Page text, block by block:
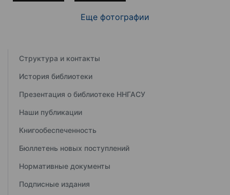
Еще фотографии
Структура и контакты
История библиотеки
Презентация о библиотеке ННГАСУ
Наши публикации
Книгообеспеченность
Бюллетень новых поступлений
Нормативные документы
Подписные издания